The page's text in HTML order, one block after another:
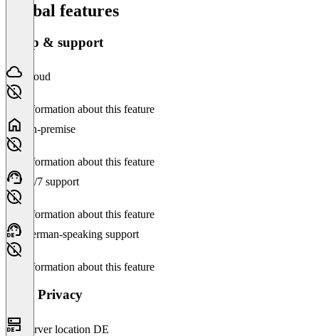
Global features
Setup & support
Cloud
No information about this feature
On-premise
No information about this feature
24/7 support
No information about this feature
German-speaking support
No information about this feature
Data Privacy
Server location DE